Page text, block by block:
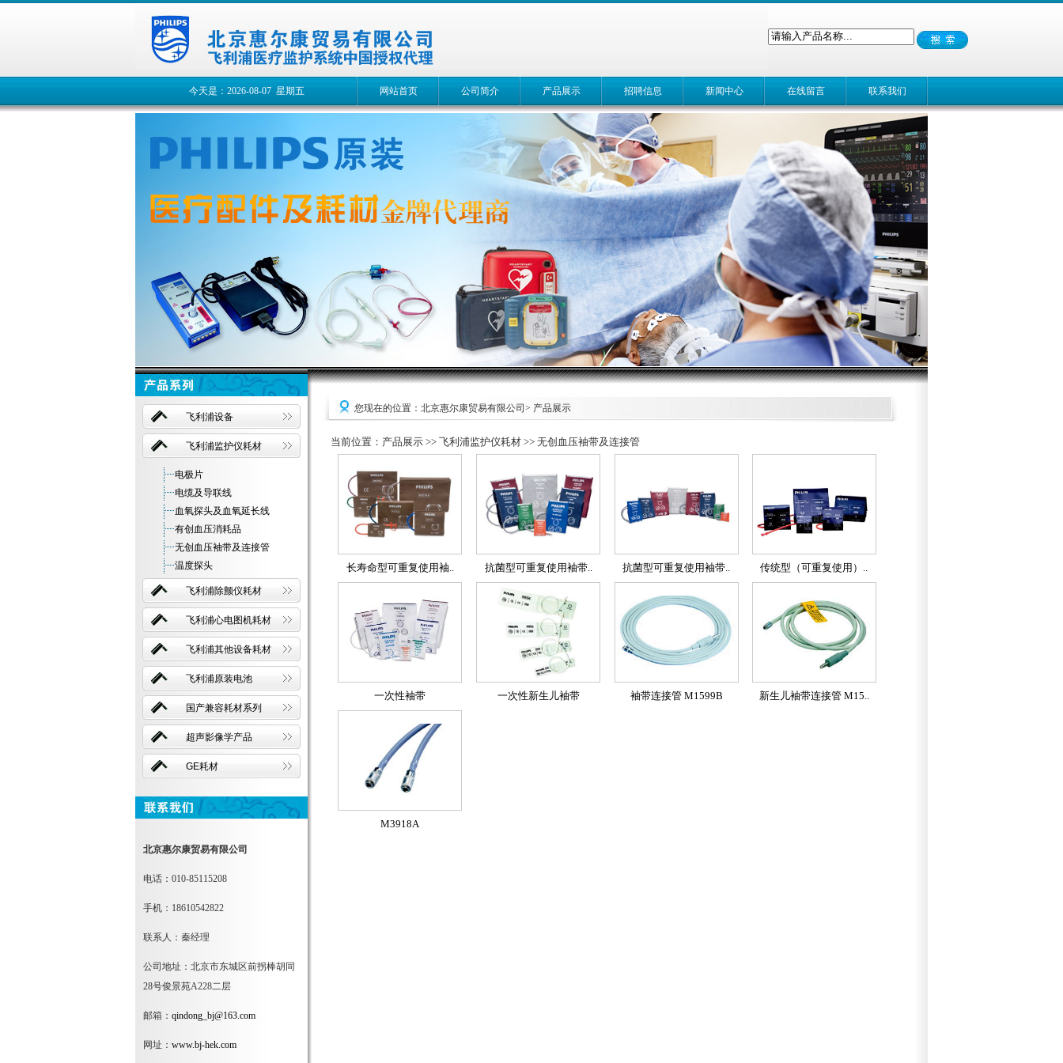
今天是：2026-08-07 星期五 网站首页 公司简介 产品展示 招聘信息 新闻中心 在线留言 联系我们
飞利浦设备
飞利浦监护仪耗材
电极片
电缆及导联线
血氧探头及血氧延长线
有创血压消耗品
无创血压袖带及连接管
温度探头
飞利浦除颤仪耗材
飞利浦心电图机耗材
飞利浦其他设备耗材
飞利浦原装电池
国产兼容耗材系列
超声影像学产品
GE耗材
北京惠尔康贸易有限公司
电话：010-85115208
手机：18610542822
联系人：秦经理
公司地址：北京市东城区前拐棒胡同
28号俊景苑A228二层
邮箱： qindong_bj@163.com
网址： www.bj-hek.com
您现在的位置：北京惠尔康贸易有限公司> 产品展示
当前位置：产品展示 >> 飞利浦监护仪耗材 >> 无创血压袖带及连接管
长寿命型可重复使用袖.. 抗菌型可重复使用袖带.. 抗菌型可重复使用袖带.. 传统型（可重复使用）..
一次性袖带 一次性新生儿袖带 袖带连接管 M1599B 新生儿袖带连接管 M15..
M3918A